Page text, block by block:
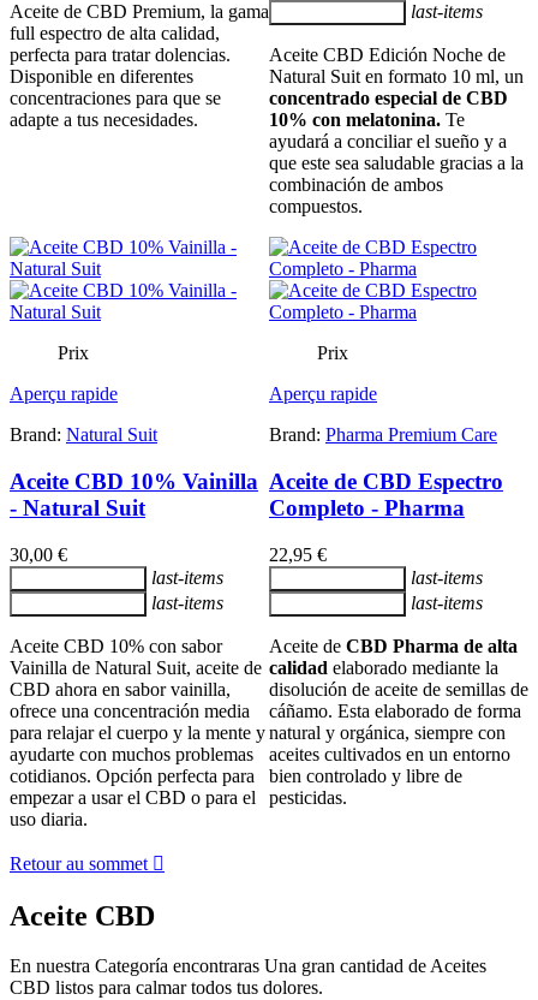
Aceite de CBD Premium, la gama
full espectro de alta calidad,
perfecta para tratar dolencias.
Disponible en diferentes
concentraciones para que se
adapte a tus necesidades.
last-items
Aceite CBD Edición Noche de
Natural Suit en formato 10 ml, un
concentrado especial de CBD
10% con melatonina. Te
ayudará a conciliar el sueño y a
que este sea saludable gracias a la
combinación de ambos
compuestos.
Prix
Aperçu rapide
Brand: Natural Suit
Aceite CBD 10% Vainilla
- Natural Suit
30,00 €
last-items
last-items
Aceite CBD 10% con sabor
Vainilla de Natural Suit, aceite de
CBD ahora en sabor vainilla,
ofrece una concentración media
para relajar el cuerpo y la mente y
ayudarte con muchos problemas
cotidianos. Opción perfecta para
empezar a usar el CBD o para el
uso diaria.
Prix
Aperçu rapide
Brand: Pharma Premium Care
Aceite de CBD Espectro
Completo - Pharma
22,95 €
last-items
last-items
Aceite de CBD Pharma de alta
calidad elaborado mediante la
disolución de aceite de semillas de
cáñamo. Esta elaborado de forma
natural y orgánica, siempre con
aceites cultivados en un entorno
bien controlado y libre de
pesticidas.
Retour au sommet 
Aceite CBD
En nuestra Categoría encontraras Una gran cantidad de Aceites
CBD listos para calmar todos tus dolores.